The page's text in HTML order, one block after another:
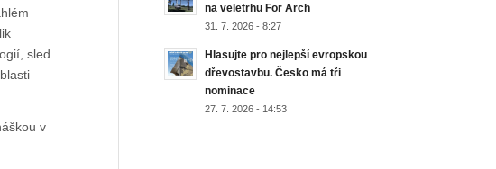
sled
v
na veletrhu For Arch
31. 7. 2026 - 8:27
Hlasujte pro nejlepší evropskou
dřevostavbu. Česko má tři
nominace
27. 7. 2026 - 14:53